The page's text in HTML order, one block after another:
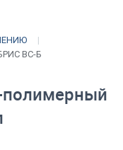
ВС-Б